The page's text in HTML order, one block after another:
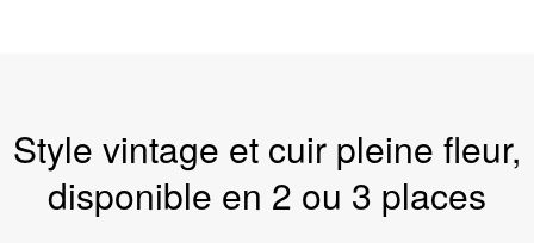
Style vintage et cuir pleine fleur,
disponible en 2 ou 3 places